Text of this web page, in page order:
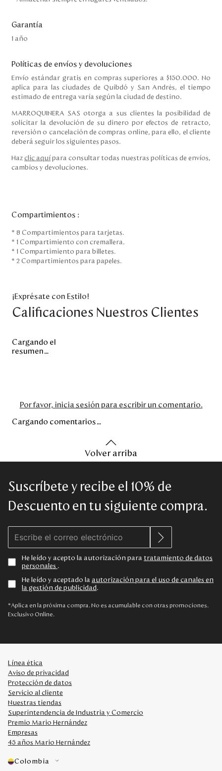
Garantía
1 año
Políticas de envíos y devoluciones
Envío estándar gratis en compras superiores a $150.000. No
aplica para las ciudades de Quibdó y San Andrés, el tiempo
estimado de entrega varía según la ciudad de destino.
MARROQUINERA SAS otorga a sus clientes la posibilidad de
solicitar la devolución de su dinero por efectos de retracto,
reversión o cancelación de compras online, para ello, el cliente
deberá seguir los siguientes pasos.
Haz clic aquí para consultar todas nuestras políticas de envíos,
cambios y devoluciones.
Compartimientos :
* 8 Compartimientos para tarjetas.
* 1 Compartimiento con cremallera.
* 1 Compartimiento para billetes.
* 2 Compartimientos para papeles.
¡Exprésate con Estilo!
Calificaciones Nuestros Clientes
Cargando el
resumen…
Por favor, inicia sesión para escribir un comentario.
Cargando comentarios…
Volver arriba
Suscríbete y recibe el 10% de
Descuento en tu siguiente compra.
He leído y acepto la autorización para tratamiento de datos
personales .
He leído y aceptado la autorización para el uso de canales en
la gestión de publicidad .
*Aplica en la próxima compra. No es acumulable con otras promociones.
Exclusivo Online.
Línea ética
Aviso de privacidad
Protección de datos
Servicio al cliente
Nuestras tiendas
Superintendencia de Industria y Comercio
Premio Mario Hernández
Empresas
45 años Mario Hernández
Colombia